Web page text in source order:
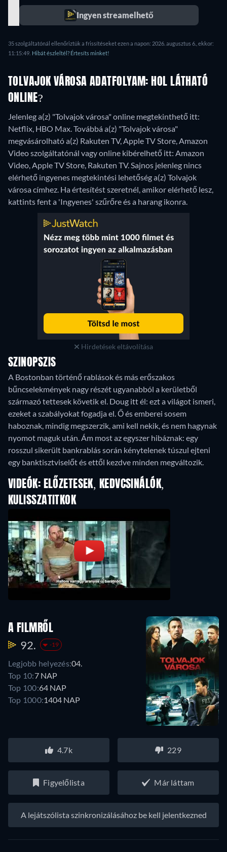
Ingyen streamelhető
35 szolgáltatónál ellenőriztük a frissítéseket ezen a napon: 2026. augusztus 6., ekkor:
11:15:49. Hibát észleltél? Értesíts minket!
TOLVAJOK VÁROSA ADATFOLYAM: HOL LÁTHATÓ
ONLINE?
Jelenleg a(z) "Tolvajok városa" online megtekinthető itt:
Netflix, HBO Max. Továbbá a(z) "Tolvajok városa"
megvásárolható a(z) Rakuten TV, Apple TV Store, Amazon
Video szolgáltatónál vagy online kibérelhető itt: Amazon
Video, Apple TV Store, Rakuten TV.Sajnos jelenleg nincs
elérhető ingyenes megtekintési lehetőség a(z) Tolvajok
városa címhez. Ha értesítést szeretnél, amikor elérhető lesz,
kattints fent a 'Ingyenes' szűrőre és a harang ikonra.
Hirdetések eltávolítása
SZINOPSZIS
A Bostonban történő rablások és más erőszakos
bűncselekmények nagy részét ugyanabból a kerületből
származó tettesek követik el. Doug itt él: ezt a világot ismeri,
ezeket a szabályokat fogadja el. Ő és emberei sosem
haboznak, mindig megszerzik, ami kell nekik, és nem hagynak
nyomot maguk után. Ám most az egyszer hibáznak: egy
rosszul sikerült bankrablás során kénytelenek túszul ejteni
egy banktisztviselőt és ettől kezdve minden megváltozik.
VIDEÓK: ELŐZETESEK, KEDVCSINÁLÓK,
KULISSZATITKOK
A FILMRŐL
92. -19
Legjobb helyezés:04.
Top 10:7 NAP
Top 100:64 NAP
Top 1000:1404 NAP
4.7k 229
Figyelőlista Már láttam
A lejátszólista szinkronizálásához be kell jelentkezned